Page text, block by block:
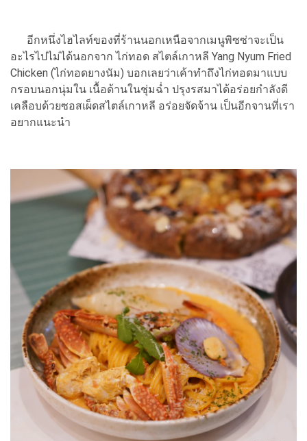
อีกหนึ่งไฮไลท์ของที่ร้านนอกเหนือจากเมนูพิซซ่าจะเป็น
อะไรไปไม่ได้นอกจาก ไก่ทอด สไตล์เกาหลี Yang Nyum Fried
Chicken (ไก่ทอดยางนัม) บอกเลยว่าเค้าทำถึงไก่ทอดมาแบบ
กรอบนอกนุ่มใน เนื้อด้านในชุ่มฉ่ำ ปรุงรสมาได้อร่อยกำลังดี
เคลือบด้วยซอสเผ็ดสไตล์เกาหลี อร่อยจัดจ้าน เป็นอีกจานที่เรา
อยากแนะนำ